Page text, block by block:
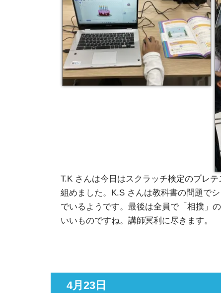
T.K さんは今日はスクラッチ検定のプレ
組めました。K.S さんは教科書の問題で
でいるようです。最後は全員で「相撲」
いいものですね。講師冥利に尽きます。
4月23日